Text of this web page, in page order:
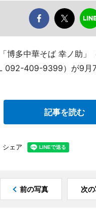
博多中華そば 幸ノ助」
092-409-9399）が9月7
記事を読む
シェア
前の写真 次